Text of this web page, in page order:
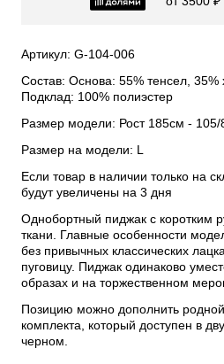
Артикул: G-104-006
Состав: Основа: 55% тенсел, 35%
Подклад: 100% полиэстер
Размер модели: Рост 185см - 105/
Размер на модели: L
Если товар в наличии только на
будут увеличены на 3 дня
Однобортный пиджак с коротким
ткани. Главные особенности
без привычных классических
пуговицу. Пиджак одинаково
образах и на торжественном
Позицию можно дополнить
комплекта, который доступен в
черном.